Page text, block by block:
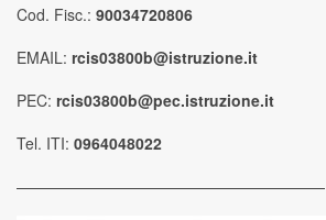
Cod. Fisc.: 90034720806
EMAIL: rcis03800b@istruzione.it
PEC: rcis03800b@pec.istruzione.it
Tel. ITI: 0964048022
————————————————————